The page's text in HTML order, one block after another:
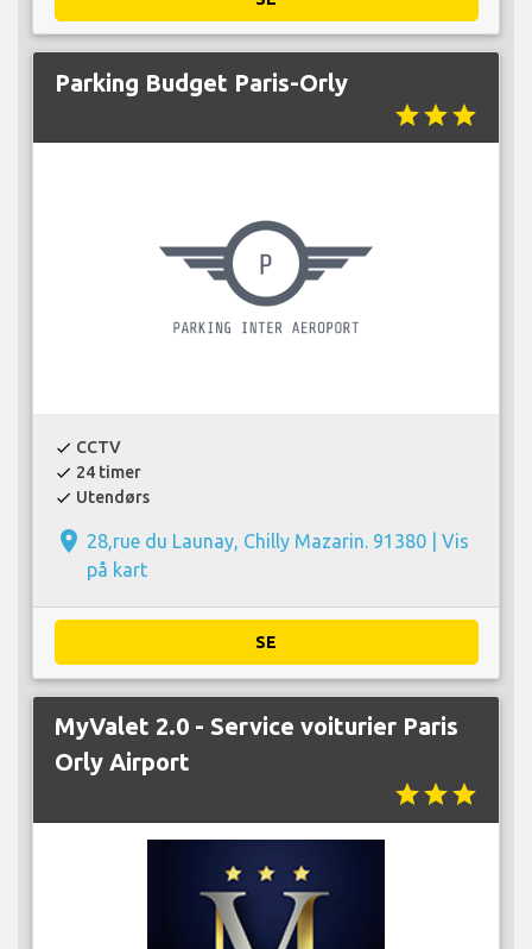
Parking Budget Paris-Orly
starstarstar
check CCTV
check 24 timer
check Utendørs
place 28,rue du Launay, Chilly Mazarin. 91380 | Vis
på kart
SE
MyValet 2.0 - Service voiturier Paris
Orly Airport
starstarstar